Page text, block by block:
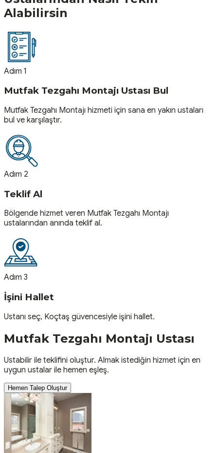
Alabilirsin
Adım 1
Mutfak Tezgahı Montajı Ustası Bul
Mutfak Tezgahı Montajı hizmeti için sana en yakın ustaları
bul ve karşılaştır.
Adım 2
Teklif Al
Bölgende hizmet veren Mutfak Tezgahı Montajı
ustalarından anında teklif al.
Adım 3
İşini Hallet
Ustanı seç, Koçtaş güvencesiyle işini hallet.
Mutfak Tezgahı Montajı Ustası
Ustabilir ile teklifini oluştur. Almak istediğin hizmet için en
uygun ustalar ile hemen eşleş.
Hemen Talep Oluştur